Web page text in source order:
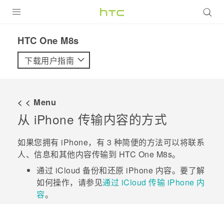
VIVE
支持帮助
在线客服
HTC One M8s‎
下载用户指南
< < Menu
从 iPhone 传输内容的方式
如果您拥有 iPhone，有 3 种简便的方法可以将联系
人、信息和其他内容传输到 HTC One M8s。
通过 iCloud 备份和还原 iPhone 内容。要了解
如何操作，请参见通过 iCloud 传输 iPhone 内
容。